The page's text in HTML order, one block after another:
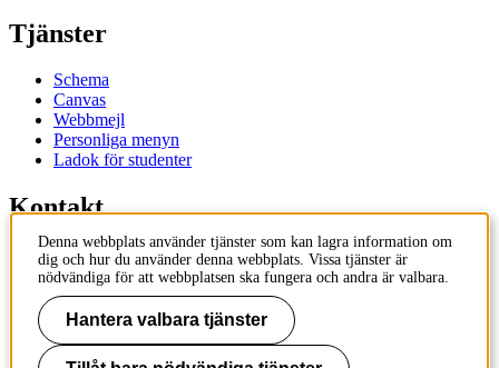
Tjänster
Schema
Canvas
Webbmejl
Personliga menyn
Ladok för studenter
Kontakt
Kontakta utbildningsprogram
Kontakta kurs
IT-support
KTH Entré
Denna webbplats använder tjänster som kan lagra information om
dig och hur du använder denna webbplats. Vissa tjänster är
nödvändiga för att webbplatsen ska fungera och andra är valbara.
Hantera valbara tjänster